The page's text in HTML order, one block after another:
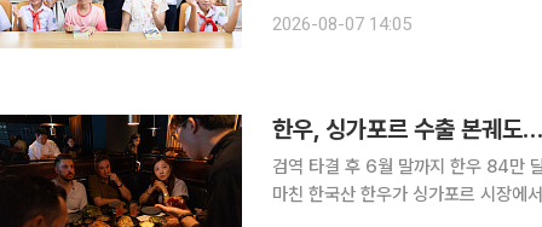
서관' 운영 현황을 점검하고 2027년
2026-08-07 14:05
한우, 싱가포르 수출 본궤도
검역 타결 후 6월 말까지 한우 84만 달러 수출
마친 한국산 한우가 싱가포르 시장에